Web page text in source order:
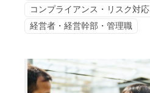
コンプライアンス・リスク対応
経営者・経営幹部・管理職